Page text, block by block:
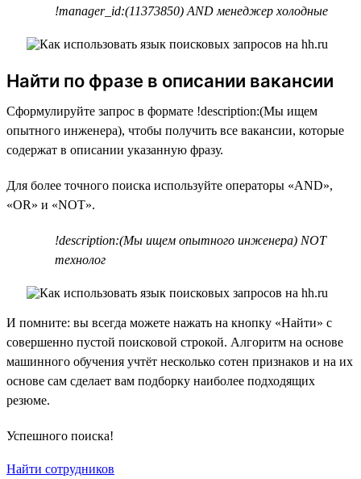
!manager_id:(11373850) AND менеджер холодные
Найти по фразе в описании вакансии
Сформулируйте запрос в формате !description:(Мы ищем
опытного инженера), чтобы получить все вакансии, которые
содержат в описании указанную фразу.
Для более точного поиска используйте операторы «AND»,
«OR» и «NOT».
!description:(Мы ищем опытного инженера) NOT
технолог
И помните: вы всегда можете нажать на кнопку «Найти» с
совершенно пустой поисковой строкой. Алгоритм на основе
машинного обучения учтёт несколько сотен признаков и на их
основе сам сделает вам подборку наиболее подходящих
резюме.
Успешного поиска!
Найти сотрудников